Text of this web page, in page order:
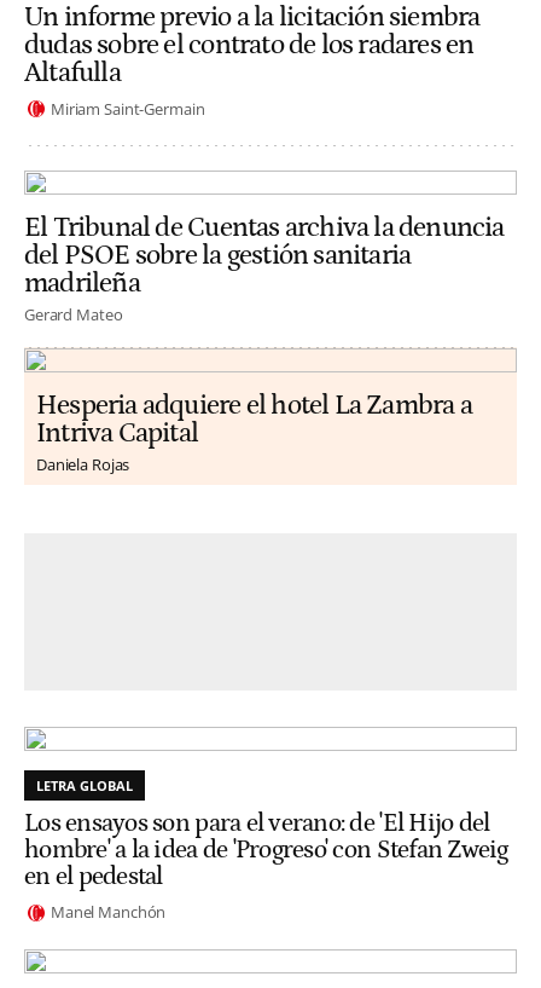
Un informe previo a la licitación siembra
dudas sobre el contrato de los radares en
Altafulla
Miriam Saint-Germain
El Tribunal de Cuentas archiva la denuncia
del PSOE sobre la gestión sanitaria
madrileña
Gerard Mateo
Hesperia adquiere el hotel La Zambra a
Intriva Capital
Daniela Rojas
LETRA GLOBAL
Los ensayos son para el verano: de 'El Hijo del
hombre' a la idea de 'Progreso' con Stefan Zweig
en el pedestal
Manel Manchón